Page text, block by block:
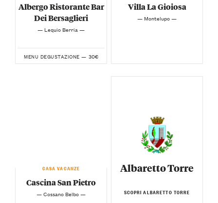
Albergo Ristorante Bar
Dei Bersaglieri
— Lequio Berria —
MENU DEGUSTAZIONE — 30€
Villa La Gioiosa
— Montelupo —
CASA VACANZE
Cascina San Pietro
— Cossano Belbo —
Albaretto Torre
SCOPRI ALBARETTO TORRE